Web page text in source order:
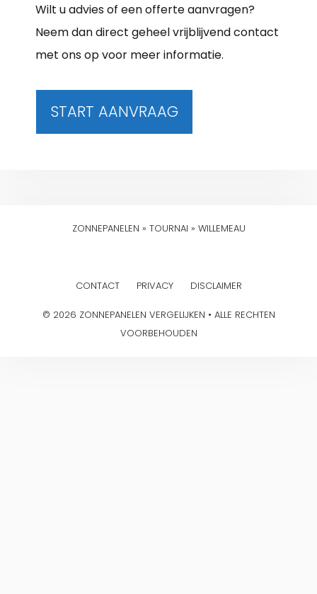
Wilt u advies of een offerte aanvragen?
Neem dan direct geheel vrijblijvend contact
met ons op voor meer informatie.
START AANVRAAG
ZONNEPANELEN » TOURNAI » WILLEMEAU
CONTACT PRIVACY DISCLAIMER
© 2026 ZONNEPANELEN VERGELIJKEN • ALLE RECHTEN
VOORBEHOUDEN